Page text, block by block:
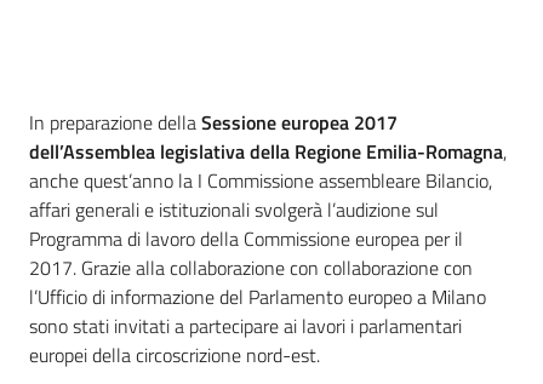
Per i cittadini
Cos'è
In preparazione dellaSessione europea 2017
dell’Assemblea legislativa della Regione Emilia-Romagna,
anche quest’anno la I Commissione assembleare Bilancio,
affari generali e istituzionali svolgerà l’audizione sul
Programma di lavoro della Commissione europea per il
2017. Grazie alla collaborazione con collaborazione con
l’Ufficio di informazione del Parlamento europeo a Milano
sono stati invitati a partecipare ai lavori i parlamentari
europei della circoscrizione nord-est.